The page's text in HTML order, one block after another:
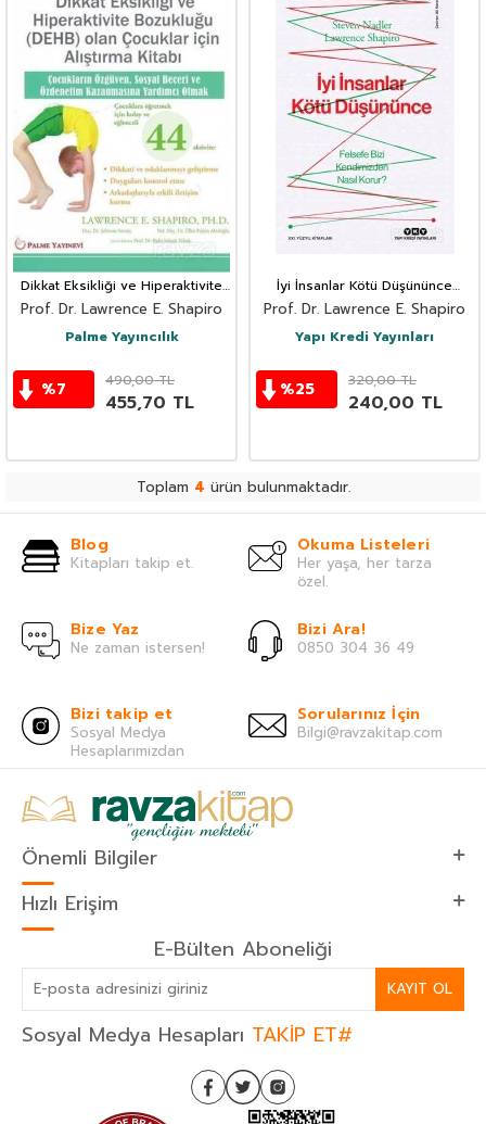
Dikkat Eksikliği ve Hiperaktivite
Bozukluğu (DEHB) Olan Çocuklar
İçin Alıştırma Kitabı
Prof. Dr. Lawrence E. Shapiro
Palme Yayıncılık
%7 490,00TL
455,70 TL
İyi İnsanlar Kötü Düşününce
Felsefe Bizi Kendimizden Nasıl
Korur?
Prof. Dr. Lawrence E. Shapiro
Yapı Kredi Yayınları
%25 320,00TL
240,00 TL
Toplam 4 ürün bulunmaktadır.
Blog
Kitapları takip et.
Okuma Listeleri
Her yaşa, her tarza
özel.
Bize Yaz
Ne zaman istersen!
Bizi Ara!
0850 304 36 49
Bizi takip et
Sosyal Medya
Hesaplarımızdan
Sorularınız İçin
Bilgi@ravzakitap.com
Önemli Bilgiler
Hızlı Erişim
E-Bülten Aboneliği
KAYIT OL
Sosyal Medya Hesapları TAKİP ET#